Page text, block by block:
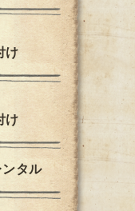
大会
け
大会
け
タル